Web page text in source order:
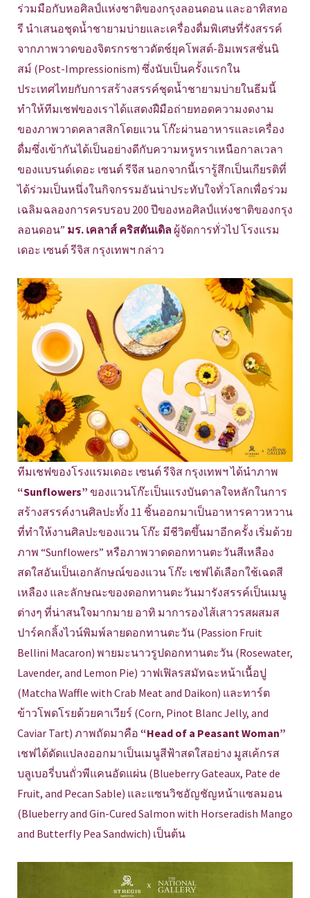
ร่วมมือกับหอศิลป์แห่งชาติของกรุงลอนดอน และอาทิสทอ
รี นำเสนอชุดน้ำชายามบ่ายและเครื่องดื่มพิเศษที่รังสรรค์
จากภาพวาดของจิตรกรชาวดัตช์ยุคโพสต์-อิมเพรสชั่นนิ
สม์ (Post-Impressionism) ซึ่งนับเป็นครั้งแรกใน
ประเทศไทยกับการสร้างสรรค์ชุดน้ำชายามบ่ายในธีมนี้
ทำให้ทีมเชฟของเราได้แสดงฝืมือถ่ายทอดความงดงาม
ของภาพวาดคลาสสิกโดยแวน โก๊ะผ่านอาหารและเครื่อง
ดื่มซึ่งเข้ากันได้เป็นอย่างดีกับความหรูหราเหนือกาลเวลา
ของแบรนด์เดอะ เซนต์ รีจีส นอกจากนี้เรารู้สึกเป็นเกียรติที่
ได้ร่วมเป็นหนึ่งในกิจกรรมอันน่าประทับใจทั่วโลกเพื่อร่วม
เฉลิมฉลองการครบรอบ 200 ปีของหอศิลป์แห่งชาติของกรุง
ลอนดอน” มร. เคลาส์ คริสตันเดิล ผู้จัดการทั่วไป โรงแรม
เดอะ เซนต์ รีจิส กรุงเทพฯ กล่าว
ทีมเชฟของโรงแรมเดอะ เซนต์ รีจิส กรุงเทพฯ ได้นำภาพ
“Sunflowers” ของแวนโก๊ะเป็นแรงบันดาลใจหลักในการ
สร้างสรรค์งานศิลปะทั้ง 11 ชิ้นออกมาเป็นอาหารคาวหวาน
ที่ทำให้งานศิลปะของแวน โก๊ะ มีชีวิตขึ้นมาอีกครั้ง เริ่มด้วย
ภาพ “Sunflowers” หรือภาพวาดดอกทานตะวันสีเหลือง
สดใสอันเป็นเอกลักษณ์ของแวน โก๊ะ เชฟได้เลือกใช้เฉดสี
เหลือง และลักษณะของดอกทานตะวันมารังสรรค์เป็นเมนู
ต่างๆ ที่น่าสนใจมากมาย อาทิ มาการองไส้เสาวรสผสมส
ปาร์คกลิ้งไวน์พิมพ์ลายดอกทานตะวัน (Passion Fruit
Bellini Macaron) พายมะนาวรูปดอกทานตะวัน (Rosewater,
Lavender, and Lemon Pie) วาฟเฟิลรสมัทฉะหน้าเนื้อปู
(Matcha Waffle with Crab Meat and Daikon) และทาร์ต
ข้าวโพดโรยด้วยคาเวียร์ (Corn, Pinot Blanc Jelly, and
Caviar Tart) ภาพถัดมาคือ “Head of a Peasant Woman”
เชฟได้ดัดแปลงออกมาเป็นเมนูสีฟ้าสดใสอย่าง มูสเค้กรส
บลูเบอรี่บนถั่วพีแคนอัดแผ่น (Blueberry Gateaux, Pate de
Fruit, and Pecan Sable) และแซนวิชอัญชัญหน้าแซลมอน
(Blueberry and Gin-Cured Salmon with Horseradish Mango
and Butterfly Pea Sandwich) เป็นต้น